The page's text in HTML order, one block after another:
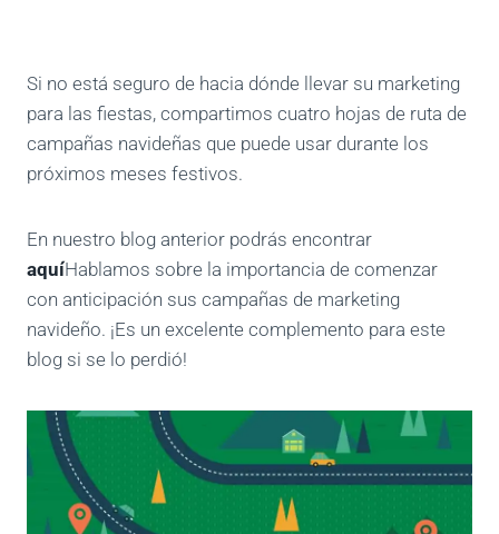
Si no está seguro de hacia dónde llevar su marketing
para las fiestas, compartimos cuatro hojas de ruta de
campañas navideñas que puede usar durante los
próximos meses festivos.
En nuestro blog anterior podrás encontrar
aquíHablamos sobre la importancia de comenzar
con anticipación sus campañas de marketing
navideño. ¡Es un excelente complemento para este
blog si se lo perdió!